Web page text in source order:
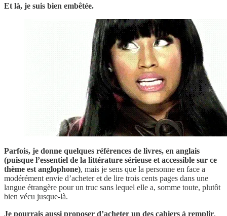
Et là, je suis bien embêtée.
Parfois, je donne quelques références de livres, en anglais
(puisque l’essentiel de la littérature sérieuse et accessible sur ce
thème est anglophone), mais je sens que la personne en face a
modérément envie d’acheter et de lire trois cents pages dans une
langue étrangère pour un truc sans lequel elle a, somme toute, plutôt
bien vécu jusque-là.
Je pourrais aussi proposer d’acheter un des cahiers à remplir,